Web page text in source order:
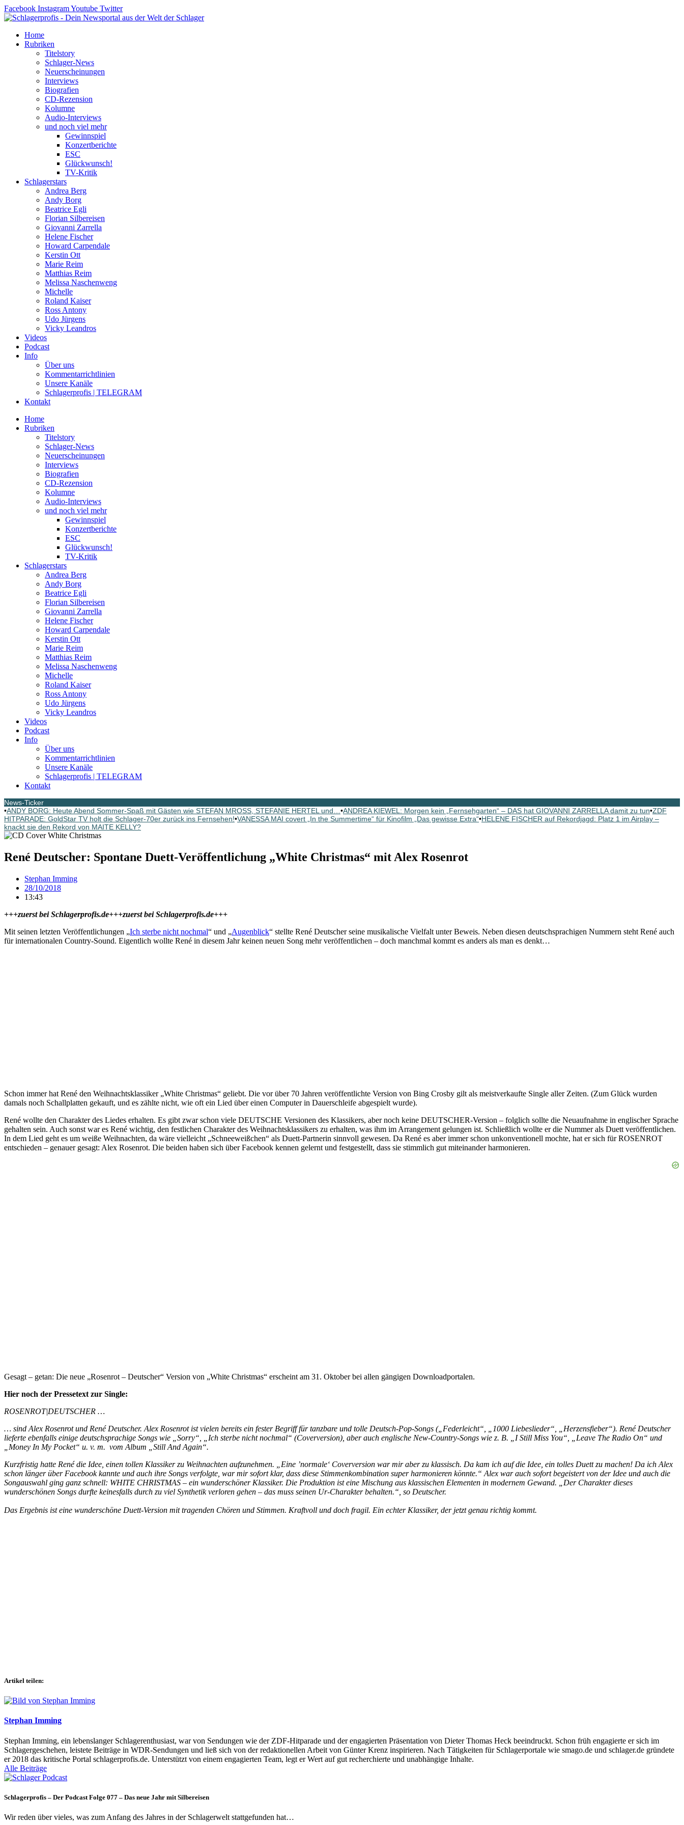
Zum
Inhalt
Facebook InstagramYoutube Twitter
Home
Rubriken
Titelstory
Schlager-News
Neuerscheinungen
Interviews
Biografien
CD-Rezension
Kolumne
Audio-Interviews
und noch viel mehr
Gewinnspiel
Konzertberichte
ESC
Glückwunsch!
TV-Kritik
Schlagerstars
Andrea Berg
Andy Borg
Beatrice Egli
Florian Silbereisen
Giovanni Zarrella
Helene Fischer
Howard Carpendale
Kerstin Ott
Marie Reim
Matthias Reim
Melissa Naschenweng
Michelle
Roland Kaiser
Ross Antony
Udo Jürgens
Vicky Leandros
Videos
Podcast
Info
Über uns
Kommentarrichtlinien
Unsere Kanäle
Schlagerprofis | TELEGRAM
Kontakt
Home
Rubriken
Titelstory
Schlager-News
Neuerscheinungen
Interviews
Biografien
CD-Rezension
Kolumne
Audio-Interviews
und noch viel mehr
Gewinnspiel
Konzertberichte
ESC
Glückwunsch!
TV-Kritik
Schlagerstars
Andrea Berg
Andy Borg
Beatrice Egli
Florian Silbereisen
Giovanni Zarrella
Helene Fischer
Howard Carpendale
Kerstin Ott
Marie Reim
Matthias Reim
Melissa Naschenweng
Michelle
Roland Kaiser
Ross Antony
Udo Jürgens
Vicky Leandros
Videos
Podcast
Info
Über uns
Kommentarrichtlinien
Unsere Kanäle
Schlagerprofis | TELEGRAM
Kontakt
News-Ticker
•ANDY BORG: Heute Abend Sommer-Spaß mit Gästen wie STEFAN MROSS, STEFANIE HERTEL und… •ANDREA KIEWEL: Morgen kein „Fernsehgarten“ – DAS hat GIOVANNI ZARRELLA damit zu tun•ZDF
HITPARADE: GoldStar TV holt die Schlager-70er zurück ins Fernsehen!•VANESSA MAI covert „In the Summertime“ für Kinofilm „Das gewisse Extra“•HELENE FISCHER auf Rekordjagd: Platz 1 im Airplay –
knackt sie den Rekord von MAITE KELLY?
René Deutscher: Spontane Duett-Veröffentlichung „White Christmas“ mit Alex Rosenrot
Stephan Imming
28/10/2018
13:43
+++zuerst bei Schlagerprofis.de+++zuerst bei Schlagerprofis.de+++
Mit seinen letzten Veröffentlichungen „Ich sterbe nicht nochmal“ und „Augenblick“ stellte René Deutscher seine musikalische Vielfalt unter Beweis. Neben diesen deutschsprachigen Nummern steht René auch
für internationalen Country-Sound. Eigentlich wollte René in diesem Jahr keinen neuen Song mehr veröffentlichen – doch manchmal kommt es anders als man es denkt…
Schon immer hat René den Weihnachtsklassiker „White Christmas“ geliebt. Die vor über 70 Jahren veröffentlichte Version von Bing Crosby gilt als meistverkaufte Single aller Zeiten. (Zum Glück wurden
damals noch Schallplatten gekauft, und es zählte nicht, wie oft ein Lied über einen Computer in Dauerschleife abgespielt wurde).
René wollte den Charakter des Liedes erhalten. Es gibt zwar schon viele DEUTSCHE Versionen des Klassikers, aber noch keine DEUTSCHER-Version – folglich sollte die Neuaufnahme in englischer Sprache
gehalten sein. Auch sonst war es René wichtig, den festlichen Charakter des Weihnachtsklassikers zu erhalten, was ihm im Arrangement gelungen ist. Schließlich wollte er die Nummer als Duett veröffentlichen.
In dem Lied geht es um weiße Weihnachten, da wäre vielleicht „Schneeweißchen“ als Duett-Partnerin sinnvoll gewesen. Da René es aber immer schon unkonventionell mochte, hat er sich für ROSENROT
entschieden – genauer gesagt: Alex Rosenrot. Die beiden haben sich über Facebook kennen gelernt und festgestellt, dass sie stimmlich gut miteinander harmonieren.
Gesagt – getan: Die neue „Rosenrot – Deutscher“ Version von „White Christmas“ erscheint am 31. Oktober bei allen gängigen Downloadportalen.
Hier noch der Pressetext zur Single:
ROSENROT|DEUTSCHER …
… sind Alex Rosenrot und René Deutscher. Alex Rosenrot ist vielen bereits ein fester Begriff für tanzbare und tolle Deutsch-Pop-Songs („Federleicht“, „1000 Liebeslieder“, „Herzensfieber“). René Deutscher
lieferte ebenfalls einige deutschsprachige Songs wie „Sorry“, „Ich sterbe nicht nochmal“ (Coverversion), aber auch englische New-Country-Songs wie z. B. „I Still Miss You“, „Leave The Radio On“ und
„Money In My Pocket“ u. v. m. vom Album „Still And Again“.
Kurzfristig hatte René die Idee, einen tollen Klassiker zu Weihnachten aufzunehmen. „Eine ’normale‘ Coverversion war mir aber zu klassisch. Da kam ich auf die Idee, ein tolles Duett zu machen! Da ich Alex
schon länger über Facebook kannte und auch ihre Songs verfolgte, war mir sofort klar, dass diese Stimmenkombination super harmonieren könnte.“ Alex war auch sofort begeistert von der Idee und auch die
Songauswahl ging ganz schnell: WHITE CHRISTMAS – ein wunderschöner Klassiker. Die Produktion ist eine Mischung aus klassischen Elementen in modernem Gewand. „Der Charakter dieses
wunderschönen Songs durfte keinesfalls durch zu viel Synthetik verloren gehen – das muss seinen Ur-Charakter behalten.“, so Deutscher.
Das Ergebnis ist eine wunderschöne Duett-Version mit tragenden Chören und Stimmen. Kraftvoll und doch fragil. Ein echter Klassiker, der jetzt genau richtig kommt.
Artikel teilen:
Stephan Imming
Stephan Imming, ein lebenslanger Schlagerenthusiast, war von Sendungen wie der ZDF-Hitparade und der engagierten Präsentation von Dieter Thomas Heck beeindruckt. Schon früh engagierte er sich im
Schlagergeschehen, leistete Beiträge in WDR-Sendungen und ließ sich von der redaktionellen Arbeit von Günter Krenz inspirieren. Nach Tätigkeiten für Schlagerportale wie smago.de und schlager.de gründete
er 2018 das kritische Portal schlagerprofis.de. Unterstützt von einem engagierten Team, legt er Wert auf gut recherchierte und unabhängige Inhalte.
Alle Beiträge
Schlagerprofis – Der Podcast Folge 077 – Das neue Jahr mit Silbereisen
Wir reden über vieles, was zum Anfang des Jahres in der Schlagerwelt stattgefunden hat…